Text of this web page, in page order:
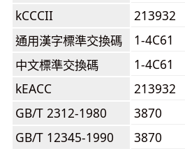
kCCCII
213932
通用漢字標準交換碼
1-4C61
中文標準交換碼
1-4C61
kEACC
213932
GB/T 2312-1980
3870
GB/T 12345-1990
3870